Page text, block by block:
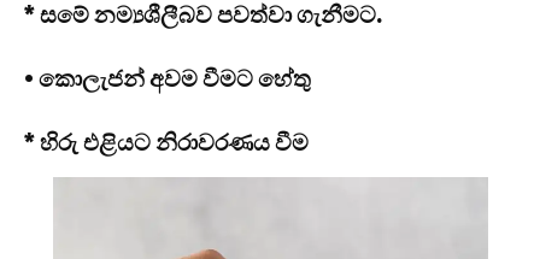
* සමේ නම්‍යශීලීබව පවත්වා ගැනීමට.
• කොලැජන් අවම වීමට හේතු
* හිරු එළියට නිරාවරණය වීම